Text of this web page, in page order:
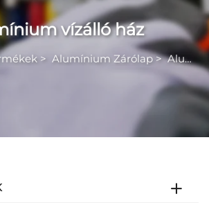
vízálló ház
> Alumínium Zárólap>Alumínium vízálló ház